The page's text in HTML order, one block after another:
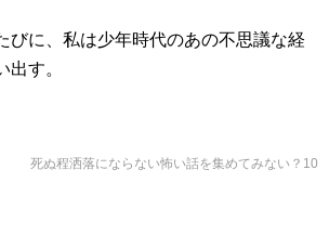
びに、私は少年時代のあの不思議な経
出す。
死ぬ程洒落にならない怖い話を集めてみない？10